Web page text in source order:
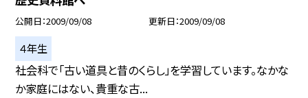
公開日 2009/09/08 更新日 2009/09/08
４年生
社会科で「古い道具と昔のくらし」を学習しています。なかな
か家庭にはない、貴重な古...